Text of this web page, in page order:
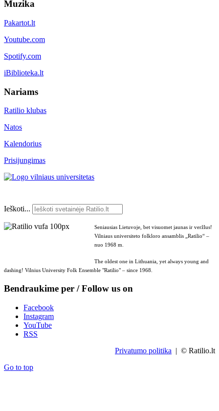
Muzika
Pakartot.lt
Youtube.com
Spotify.com
iBiblioteka.lt
Nariams
Ratilio klubas
Natos
Kalendorius
Prisijungimas
Ieškoti...
Seniausias Lietuvoje, bet visuomet jaunas ir veržlus!
Vilniaus universiteto folkloro ansamblis „Ratilio“ –
nuo 1968 m.
The oldest one in Lithuania, yet always young and
dashing! Vilnius University Folk Ensemble "Ratilio" – since 1968.
Bendraukime per / Follow us on
Facebook
Instagram
YouTube
RSS
Privatumo politika | © Ratilio.lt
Go to top